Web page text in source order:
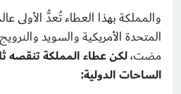
والمملكة بهذا العطاء تُعدُّ الأولى
المتحدة الأمريكية والسويد
مضت،لكن عطاء المملكة تنقصه
الساحات الدولية: